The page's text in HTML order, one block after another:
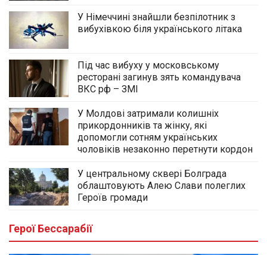
У Німеччині знайшли безпілотник з
вибухівкою біля українського літака
Під час вибуху у московському
ресторані загинув зять командувача
ВКС рф – ЗМІ
У Молдові затримали колишніх
прикордонників та жінку, які
допомогли сотням українських
чоловіків незаконно перетнути кордон
У центральному сквері Болграда
облаштовують Алею Слави полеглих
Героїв громади
Герої Бессарабії